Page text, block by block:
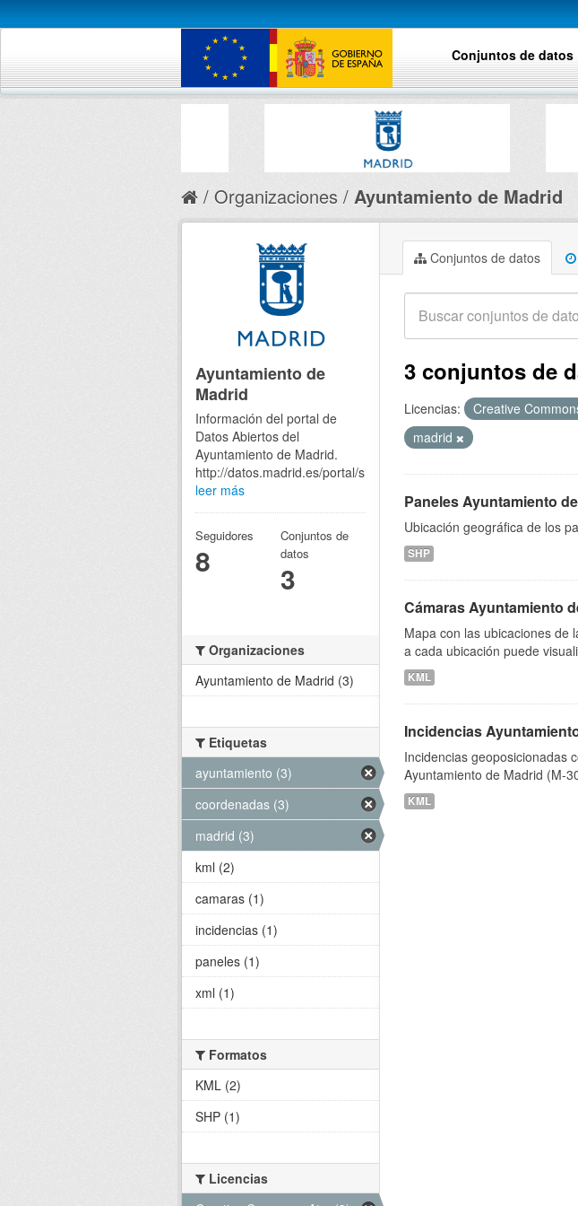
Conjuntos de datos
Organizaciones Ayuntamiento de Madrid
Conjuntos de datos
3 conjuntos de
Licencias: Creative
madrid
Paneles Ayuntamiento
Ubicación geográfica de los
SHP
Cámaras Ayuntamiento
Mapa con las ubicaciones de
a cada ubicación puede
KML
Incidencias
Incidencias geoposicionadas
Ayuntamiento de Madrid (M-
KML
Ayuntamiento de
Madrid
Información del portal de
Datos Abiertos del
Ayuntamiento de Madrid.
http://datos.madrid.es/portal/site/egob
leer más
Seguidores
8
Conjuntos de
datos
3
Organizaciones
Ayuntamiento de Madrid (3)
Etiquetas
ayuntamiento (3)
coordenadas (3)
madrid (3)
kml (2)
camaras (1)
incidencias (1)
paneles (1)
xml (1)
Formatos
KML (2)
SHP (1)
Licencias